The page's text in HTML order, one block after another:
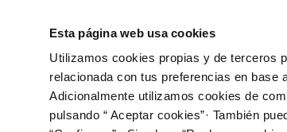
Esta página web usa cookies
Utilizamos cookies propias y de terceros
relacionada con tus preferencias en base
Adicionalmente utilizamos cookies de
pulsando “ Aceptar cookies”· También